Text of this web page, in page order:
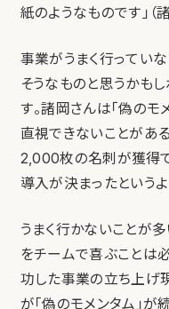
紙のようなものです」（
事業がうまく行ってい
そうなものと思うかも
す。諸岡さんは「偽の
直視できないことがあ
2,000枚の名刺が獲得
導入が決まったというよ
うまく行かないことが
をチームで喜ぶことは
功した事業の立ち上げ
が「偽のモメンタム」